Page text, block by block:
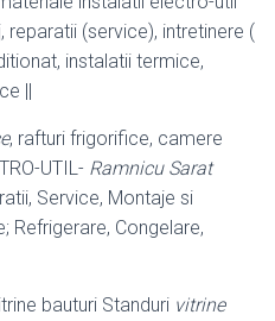
reparatii (service), intretinere (
instalatii termice,
||
, rafturi frigorifice, camere
UTIL- Ramnicu Sarat
Service, Montaje si
Refrigerare, Congelare,
bauturi Standuri vitrine